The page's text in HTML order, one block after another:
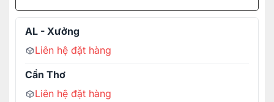
AL - Xưởng
Liên hệ đặt hàng
Cần Thơ
Liên hệ đặt hàng